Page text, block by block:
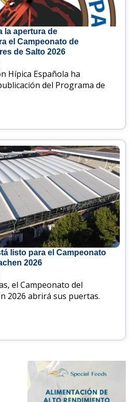
la apertura de
el Campeonato de
de Salto 2026
Hípica Española ha
del Programa de
listo para el Campeonato
2026
el Campeonato del
2026 abrirá sus puertas.